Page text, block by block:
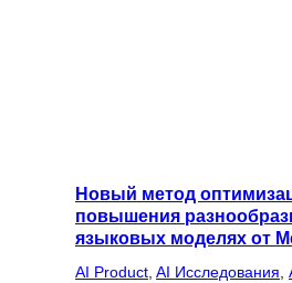
Новый метод
повышения
языковых моделях от
AI Product AI Исследования